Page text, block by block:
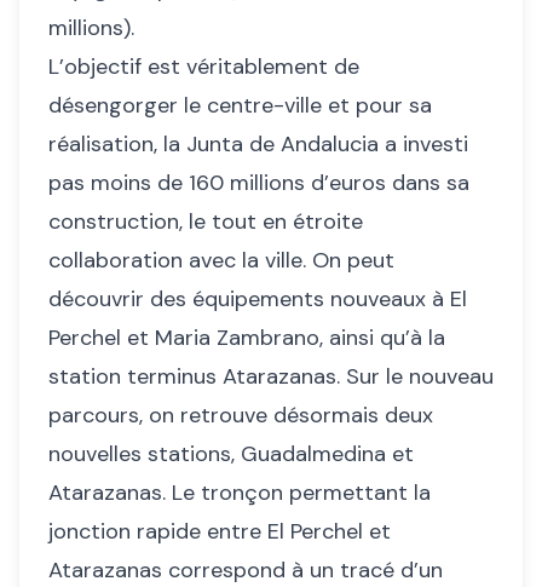
millions).
L’objectif est véritablement de
désengorger le centre-ville et pour sa
réalisation, la Junta de Andalucia a investi
pas moins de 160 millions d’euros dans sa
construction, le tout en étroite
collaboration avec la ville. On peut
découvrir des équipements nouveaux à El
Perchel et Maria Zambrano, ainsi qu’à la
station terminus Atarazanas. Sur le nouveau
parcours, on retrouve désormais deux
nouvelles stations, Guadalmedina et
Atarazanas. Le tronçon permettant la
jonction rapide entre El Perchel et
Atarazanas correspond à un tracé d’un